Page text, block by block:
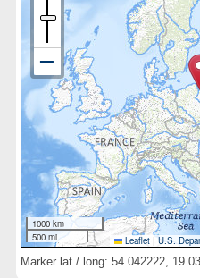
1000 km
500 mi
Leaflet | U.S.
Marker lat / long: 54.042222,